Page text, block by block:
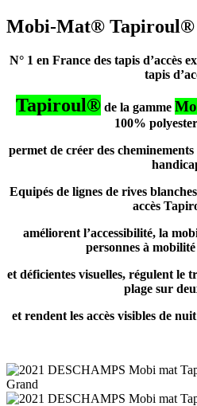
Mobi-Mat® Tapiroul®
N° 1 en France des tapis d’accès
tapis
Tapiroul®de la gamme
100%
permet de créer des
Equipés de lignes de rives
accès
améliorent l’accessibilité, la
personnes à
et déficientes visuelles, régulent le
plage sur
et rendent les accès visibles de